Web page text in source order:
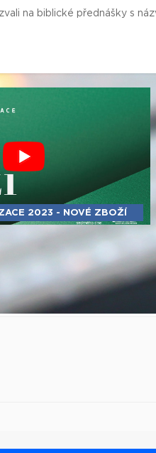
na biblické přednášky s
2023 - NOVÉ ZBOŽÍ